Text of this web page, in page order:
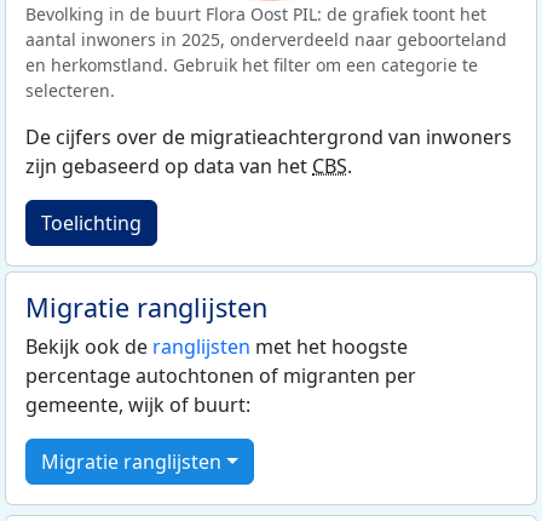
Bevolking in de buurt Flora Oost PIL: de grafiek toont het
aantal inwoners in 2025, onderverdeeld naar geboorteland
en herkomstland. Gebruik het filter om een categorie te
selecteren.
De cijfers over de migratieachtergrond van inwoners
zijn gebaseerd op data van het CBS.
Toelichting
Migratie ranglijsten
Bekijk ook de ranglijsten met het hoogste
percentage autochtonen of migranten per
gemeente, wijk of buurt:
Migratie ranglijsten